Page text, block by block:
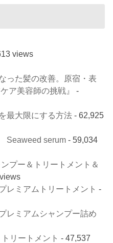
views
った髪の改善。原宿・表
ア美容師の挑戦』
-
最大限にする方法 - 62,925
Seaweed serum - 59,034
プー＆トリートメント＆
レミアムトリートメント -
レミアムシャンプー詰め
リートメント - 47,537